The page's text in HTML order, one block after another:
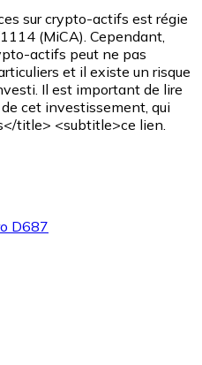
bancaire
sur crypto-actifs est régie
(MiCA). Cependant,
actifs peut ne pas
et il existe un risque
Il est important de lire
cet investissement, qui
title> <subtitle>ce lien.
D687